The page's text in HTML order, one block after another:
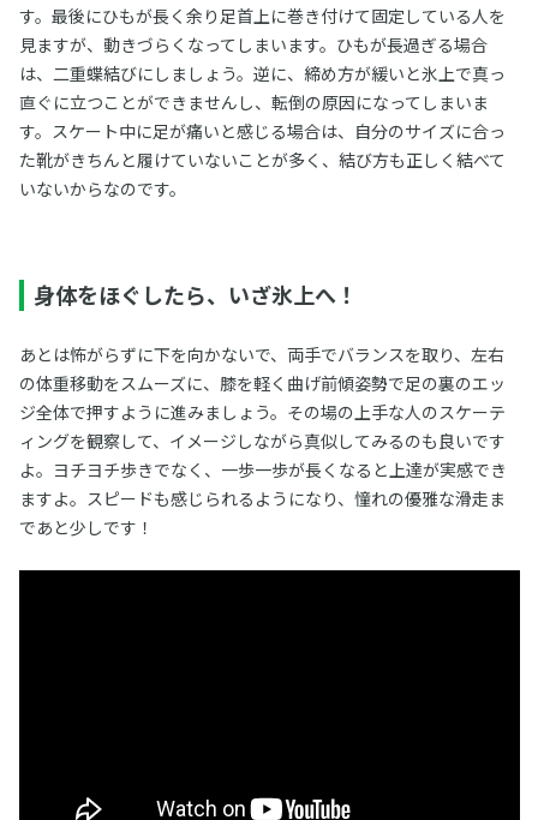
す。最後にひもが長く余り足首上に巻き付けて固定している人を
見ますが、動きづらくなってしまいます。ひもが長過ぎる場合
は、二重蝶結びにしましょう。逆に、締め方が緩いと氷上で真っ
直ぐに立つことができませんし、転倒の原因になってしまいま
す。スケート中に足が痛いと感じる場合は、自分のサイズに合っ
た靴がきちんと履けていないことが多く、結び方も正しく結べて
いないからなのです。
身体をほぐしたら、いざ氷上へ！
あとは怖がらずに下を向かないで、両手でバランスを取り、左右
の体重移動をスムーズに、膝を軽く曲げ前傾姿勢で足の裏のエッ
ジ全体で押すように進みましょう。その場の上手な人のスケーテ
ィングを観察して、イメージしながら真似してみるのも良いです
よ。ヨチヨチ歩きでなく、一歩一歩が長くなると上達が実感でき
ますよ。スピードも感じられるようになり、憧れの優雅な滑走ま
であと少しです！